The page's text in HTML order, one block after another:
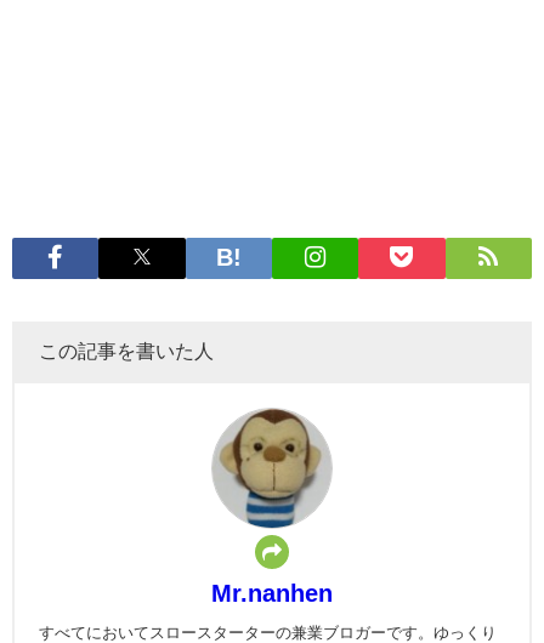
この記事を書いた人
Mr.nanhen
すべてにおいてスロースターターの兼業ブロガーです。ゆっくり